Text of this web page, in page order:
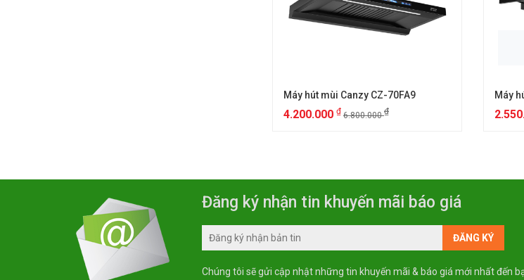
Máy hút mùi Canzy CZ-70FA9
4.200.000 ₫ 6.800.000₫
Đăng ký nhận tin khuyến mãi báo giá
Chúng tôi sẽ gửi cập nhật những tin khuyến mãi & báo giá mới nhất đến